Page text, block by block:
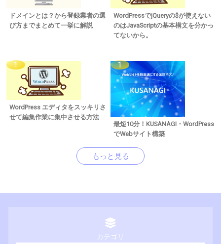
ドメインとは？から登録業者の選
び方までまとめて一挙に解説
WordPressでjQueryの$が使えない
のはJavaScriptの基本構文を分かっ
てないから。
WordPress エディタをスッキリさ
せて編集作業に集中させる方法
最短10分！KUSANAGI・WordPress
でWebサイト構築
もっと見る
カテゴリ